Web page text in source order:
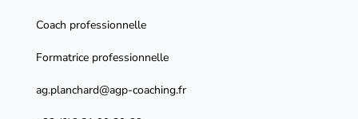
Coach professionnelle
Formatrice professionnelle
ag.planchard@agp-coaching.fr